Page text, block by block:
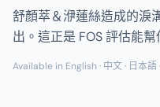
舒顏萃＆洢蓮絲造成的
出。這正是 FOS 評估能
Available in English · 中文 · 日本語